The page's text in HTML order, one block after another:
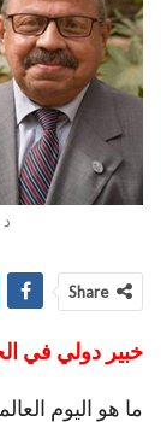
Share
خبير دولي في
ما هو اليوم